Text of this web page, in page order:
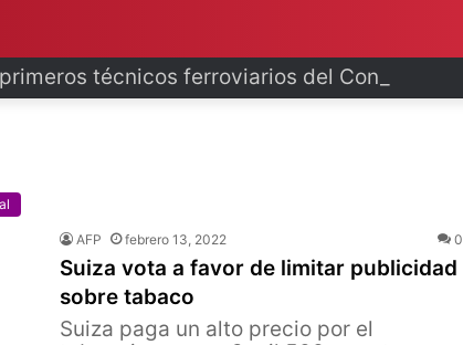
técnicos ferroviarios del Conalep
AFP febrero 13, 2022 0
Suiza vota a favor de limitar publicidad
sobre tabaco
Suiza paga un alto precio por el